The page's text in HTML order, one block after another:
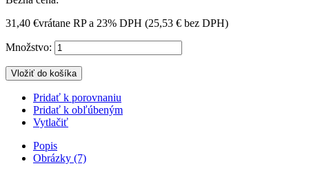
31,40 €vrátane RP a 23% DPH (25,53 € bez DPH)
Množstvo:
Vložiť do košíka
Pridať k porovnaniu
Pridať k obľúbeným
Vytlačiť
Popis
Obrázky (7)